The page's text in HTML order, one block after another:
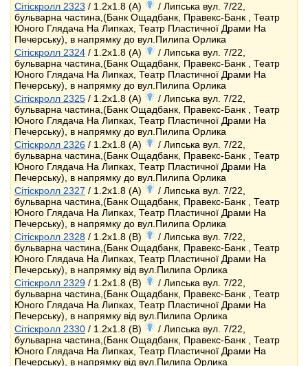
Сітіскролл 2323 / 1.2x1.8 (A)
/ Липська вул. 7/22,
бульварна частина,(Банк Ощадбанк, Правекс-Банк , Театр
Юного Глядача На Липках, Театр Пластичної Драми На
Печерську), в напрямку до вул.Пилипа Орлика
Сітіскролл 2324 / 1.2x1.8 (A)
/ Липська вул. 7/22,
бульварна частина,(Банк Ощадбанк, Правекс-Банк , Театр
Юного Глядача На Липках, Театр Пластичної Драми На
Печерську), в напрямку до вул.Пилипа Орлика
Сітіскролл 2325 / 1.2x1.8 (A)
/ Липська вул. 7/22,
бульварна частина,(Банк Ощадбанк, Правекс-Банк , Театр
Юного Глядача На Липках, Театр Пластичної Драми На
Печерську), в напрямку до вул.Пилипа Орлика
Сітіскролл 2326 / 1.2x1.8 (A)
/ Липська вул. 7/22,
бульварна частина,(Банк Ощадбанк, Правекс-Банк , Театр
Юного Глядача На Липках, Театр Пластичної Драми На
Печерську), в напрямку до вул.Пилипа Орлика
Сітіскролл 2327 / 1.2x1.8 (A)
/ Липська вул. 7/22,
бульварна частина,(Банк Ощадбанк, Правекс-Банк , Театр
Юного Глядача На Липках, Театр Пластичної Драми На
Печерську), в напрямку до вул.Пилипа Орлика
Сітіскролл 2328 / 1.2x1.8 (B)
/ Липська вул. 7/22,
бульварна частина,(Банк Ощадбанк, Правекс-Банк , Театр
Юного Глядача На Липках, Театр Пластичної Драми На
Печерську), в напрямку від вул.Пилипа Орлика
Сітіскролл 2329 / 1.2x1.8 (B)
/ Липська вул. 7/22,
бульварна частина,(Банк Ощадбанк, Правекс-Банк , Театр
Юного Глядача На Липках, Театр Пластичної Драми На
Печерську), в напрямку від вул.Пилипа Орлика
Сітіскролл 2330 / 1.2x1.8 (B)
/ Липська вул. 7/22,
бульварна частина,(Банк Ощадбанк, Правекс-Банк , Театр
Юного Глядача На Липках, Театр Пластичної Драми На
Печерську), в напрямку від вул.Пилипа Орлика